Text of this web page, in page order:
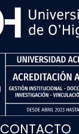
CONTACTO